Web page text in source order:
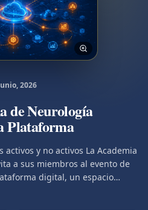
2026
de Neurología
Plataforma
no activos La Academia
a sus miembros al evento de
digital, un espacio
para ofrecer una experiencia